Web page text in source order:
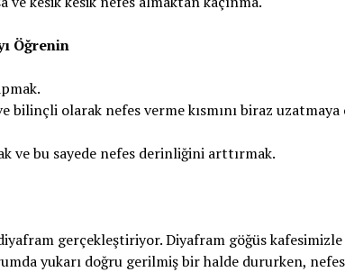
Öğrenin
olarak nefes verme kısmını biraz uzatmaya
ve bu sayede nefes derinliğini arttırmak.
diyafram gerçekleştiriyor. Diyafram göğüs
yukarı doğru gerilmiş bir halde dururken, nefes